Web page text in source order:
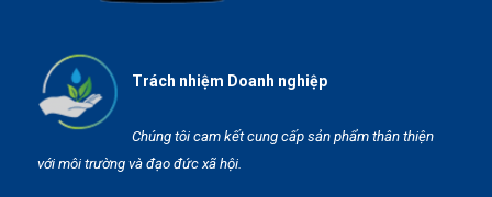
Trách nhiệm Doanh nghiệp
Chúng tôi cam kết cung cấp sản phẩm thân thiện
với môi trường và đạo đức xã hội.